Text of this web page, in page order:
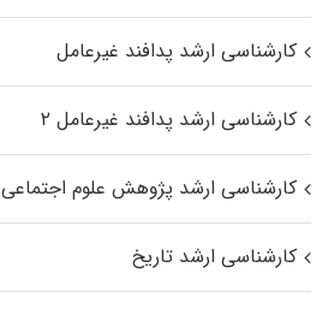
کارشناسی ارشد پدافند غیرعامل
کارشناسی ارشد پدافند غیرعامل ۲
کارشناسی ارشد پژوهش علوم اجتماعی
کارشناسی ارشد تاریخ